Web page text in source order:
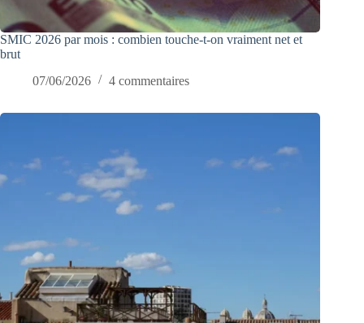
SMIC 2026 par mois : combien touche-t-on vraiment net et
brut
07/06/2026
4 commentaires